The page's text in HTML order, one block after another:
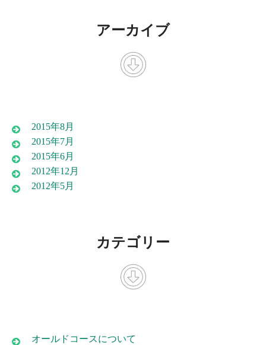
アーカイブ
2015年8月
2015年7月
2015年6月
2012年12月
2012年5月
カテゴリー
オールドコースについて